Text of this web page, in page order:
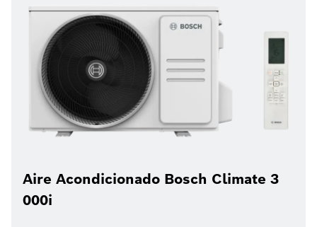
Aire Acondicionado Bosch Climate 3
000i